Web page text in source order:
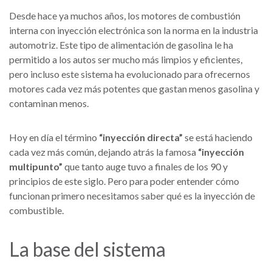
Desde hace ya muchos años, los motores de combustión
interna con inyección electrónica son la norma en la industria
automotriz. Este tipo de alimentación de gasolina le ha
permitido a los autos ser mucho más limpios y eficientes,
pero incluso este sistema ha evolucionado para ofrecernos
motores cada vez más potentes que gastan menos gasolina y
contaminan menos.
Hoy en día el término “inyección directa” se está haciendo
cada vez más común, dejando atrás la famosa “inyección
multipunto” que tanto auge tuvo a finales de los 90 y
principios de este siglo. Pero para poder entender cómo
funcionan primero necesitamos saber qué es la inyección de
combustible.
La base del sistema